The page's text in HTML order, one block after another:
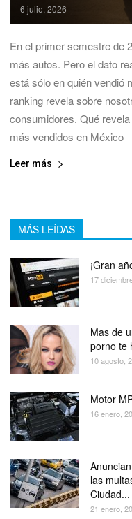
6 julio, 2026
En el primer semestre de
más autos. Pero el dato
está sólo en quién vendió
ranking revela sobre
consumidores. Qué
más vendidos en México
Leer más
MÁS LEÍDAS
¡Gran
17
Mas de
porno te
10 agosto,
Motor
16 enero,
las
Ciudad...
21 enero,